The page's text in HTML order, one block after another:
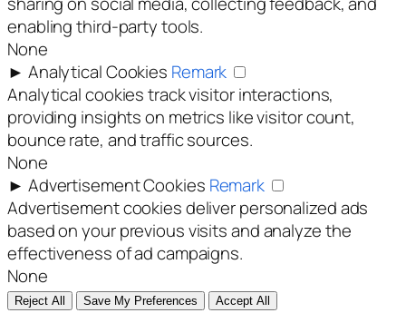
enabling third-party tools.
None
► Analytical Cookies Remark
Analytical cookies track visitor interactions,
providing insights on metrics like visitor count,
bounce rate, and traffic sources.
None
► Advertisement Cookies Remark
Advertisement cookies deliver personalized ads
based on your previous visits and analyze the
effectiveness of ad campaigns.
None
Reject All Save My Preferences Accept All